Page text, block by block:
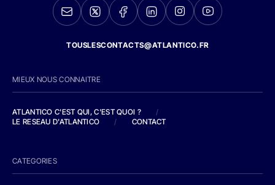
TOUSLESCONTACTS@ATLANTICO.FR
MIEUX NOUS CONNAITRE
ATLANTICO C'EST QUI, C'EST QUOI ?
/
LE RESEAU D'ATLANTICO
/ CONTACT
CATEGORIES